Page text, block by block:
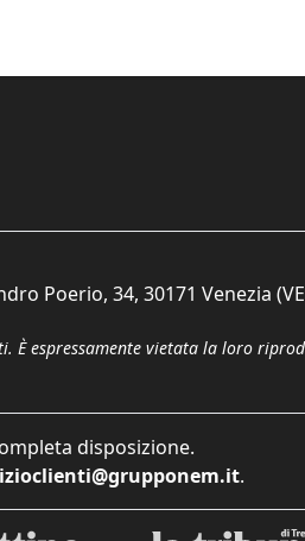
Poerio, 34, 30171 Venezia
espressamente vietata la loro
disposizione.
.